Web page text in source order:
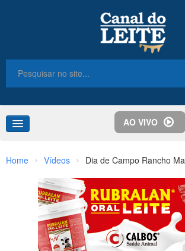
AO VIVO
Destaques
Notícias
Colunas
Home › Vídeos › Dia de Campo Rancho